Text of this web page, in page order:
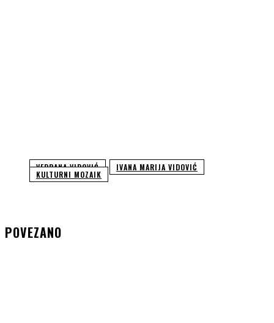
VEDRANA VIDOVIĆ IVANA MARIJA VIDOVIĆ
KULTURNI MOZAIK
POVEZANO